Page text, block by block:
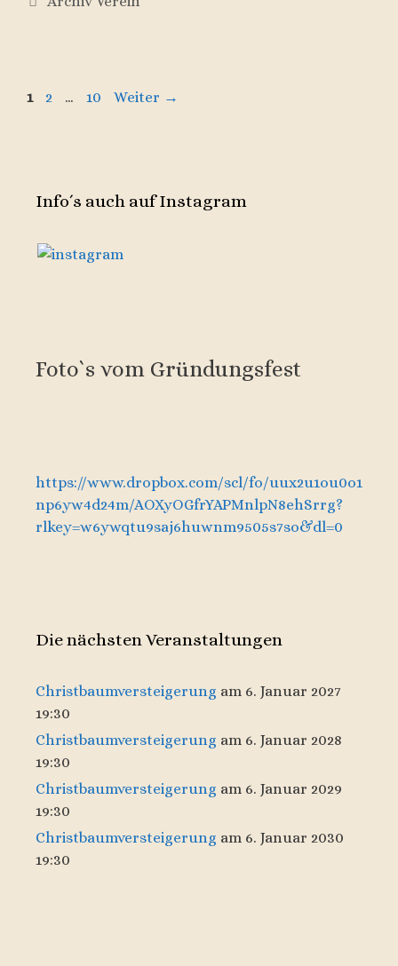
Seite
1 Seite
2 … Seite
10 Weiter →
Info´s auch auf Instagram
Foto`s vom Gründungsfest
https://www.dropbox.com/scl/fo/uux2u1ou0o1
np6yw4d24m/AOXyOGfrYAPMnlpN8ehSrrg?
rlkey=w6ywqtu9saj6huwnm9505s7so&dl=0
Die nächsten Veranstaltungen
Christbaumversteigerung am 6. Januar 2027
19:30
Christbaumversteigerung am 6. Januar 2028
19:30
Christbaumversteigerung am 6. Januar 2029
19:30
Christbaumversteigerung am 6. Januar 2030
19:30